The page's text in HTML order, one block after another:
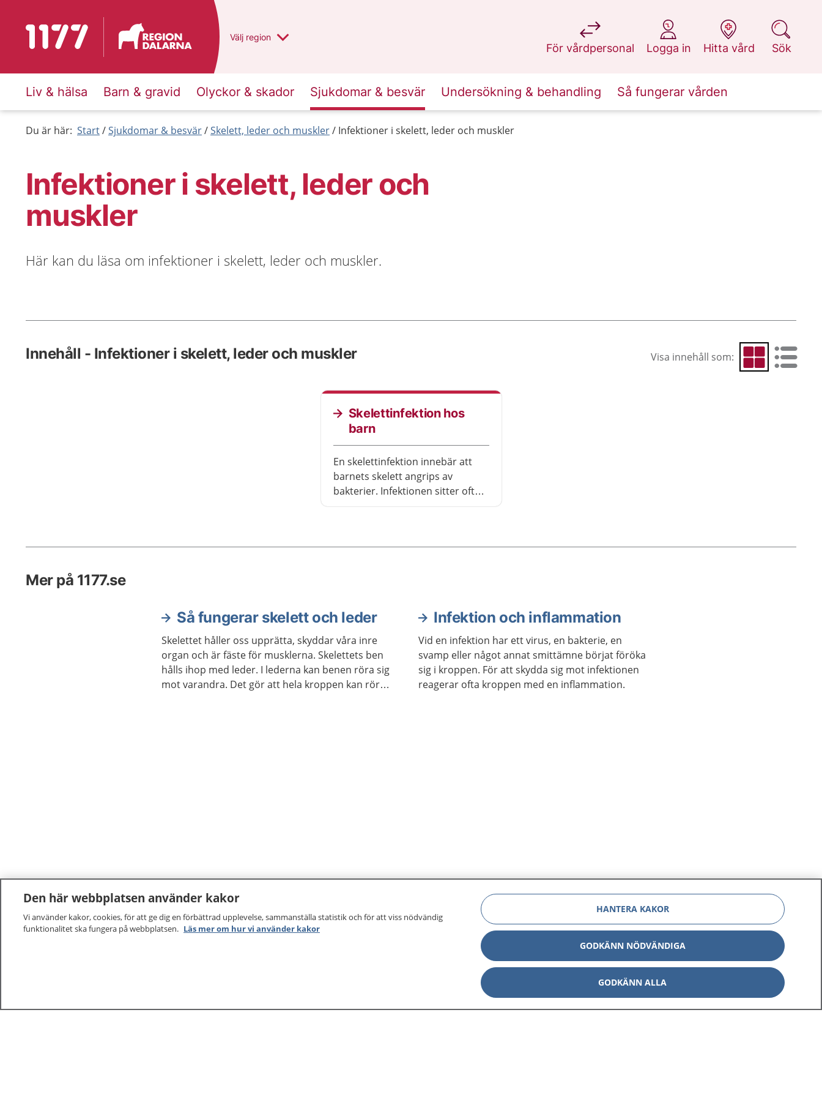
Till startsidan för 1177 Du har valt region
Välj en annan
region
För vårdpersonal
på 1177.se
Logga in
på 1177.se
Hitta vård
på 1177.se
Sök
på 1177.se
Liv & hälsa Barn & gravid Olyckor & skador Sjukdomar & besvär Undersökning & behandling Så fungerar vården
Du är här: Start Sjukdomar & besvär Skelett, leder och muskler Infektioner i skelett, leder och muskler
Infektioner i skelett, leder och
muskler
Här kan du läsa om infektioner i skelett, leder och muskler.
Innehåll - Infektioner i skelett, leder och muskler Visa innehåll som: Visa som rutnät
Visa som
Skelettinfektion hos
barn
En skelettinfektion innebär att
barnets skelett angrips av
bakterier. Infektionen sitter ofta i
behandling.
Mer på 1177.se
Så fungerar skelett och leder
Skelettet håller oss upprätta, skyddar våra inre
organ och är fäste för musklerna. Skelettets ben
hålls ihop med leder. I lederna kan benen röra sig
mot varandra. Det gör att hela kroppen kan röra
Infektion och inflammation
Vid en infektion har ett virus, en bakterie, en
svamp eller något annat smittämne börjat föröka
sig i kroppen. För att skydda sig mot infektionen
reagerar ofta kroppen med en inflammation.
På 1177.se får du råd om hälsa och information om sjukdomar och
Other languages
Om 1177
Kontakt
Den här webbplatsen använder kakor
Vi använder kakor, cookies, för att ge dig en förbättrad upplevelse, sammanställa statistik och för att viss nödvändig
funktionalitet ska fungera på webbplatsen. Läs mer om hur vi använder kakor
HANTERA KAKOR
GODKÄNN NÖDVÄNDIGA
GODKÄNN ALLA